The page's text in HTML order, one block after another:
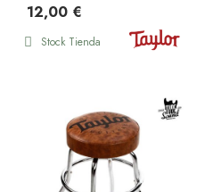
12,00 €
Stock Tienda